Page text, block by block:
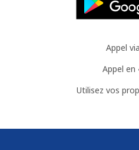
Appel
Appel en
Utilisez vos